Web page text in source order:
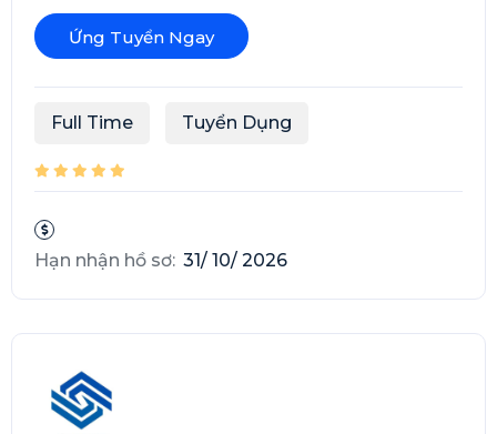
Ứng Tuyển Ngay
Full Time Tuyển Dụng
Hạn nhận hồ sơ: 31/ 10/ 2026